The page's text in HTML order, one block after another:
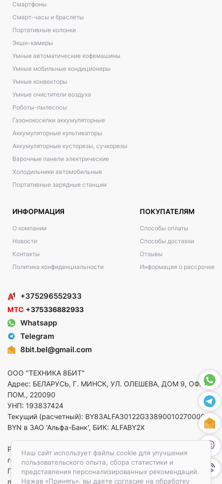
Наш сайт использует файлы cookie для улучшения
пользовательского опыта, сбора статистики и
представления персонализированных рекомендаций.
Нажав «Принять», вы даете согласие на обработку
Смартфоны
Смарт-часы и браслеты
Портативные колонки
Экшн-камеры
Умные автоматические кофемашины
Умные мобильные кондиционеры
Умные конвекторы
Умные очистители воздуха
Роботы-пылесосы
Газонокосилки аккумуляторные
Аккумуляторные культиваторы
Аккумуляторные кусторезы, сучкорезы
Варочные панели электрические
Холодильники автомобильные
Портативные зарядные станции
ИНФОРМАЦИЯ
О компании
Новости
Контакты
Политика конфиденциальности
ПОКУПАТЕЛЯМ
Способы оплаты
Способы доставки
Отзывы
Информация о рассрочке
+375296552933
МТС +375336882933
Whatsapp
Telegram
8bit.bel@gmail.com
ООО "ТЕХНИКА 8БИТ"
Адрес: БЕЛАРУСЬ, Г. МИНСК, УЛ. ОЛЕШЕВА, ДОМ 9, ОФ. 5,
ПОМ., 220090
УНП: 193837424
Текущий (расчетный): BY83ALFA30122G33890010270000 в
BYN в ЗАО 'Альфа-Банк', БИК: ALFABY2X
Регистрация в торговом реестре от 14.08.2025 Минский
горисполком
По вопросам защиты прав потребителей
приемная:+375173783412